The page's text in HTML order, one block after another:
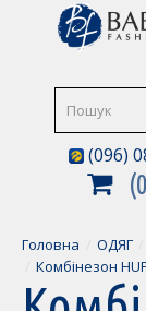
(096)
0
Головна ОДЯГ
Комбінезон